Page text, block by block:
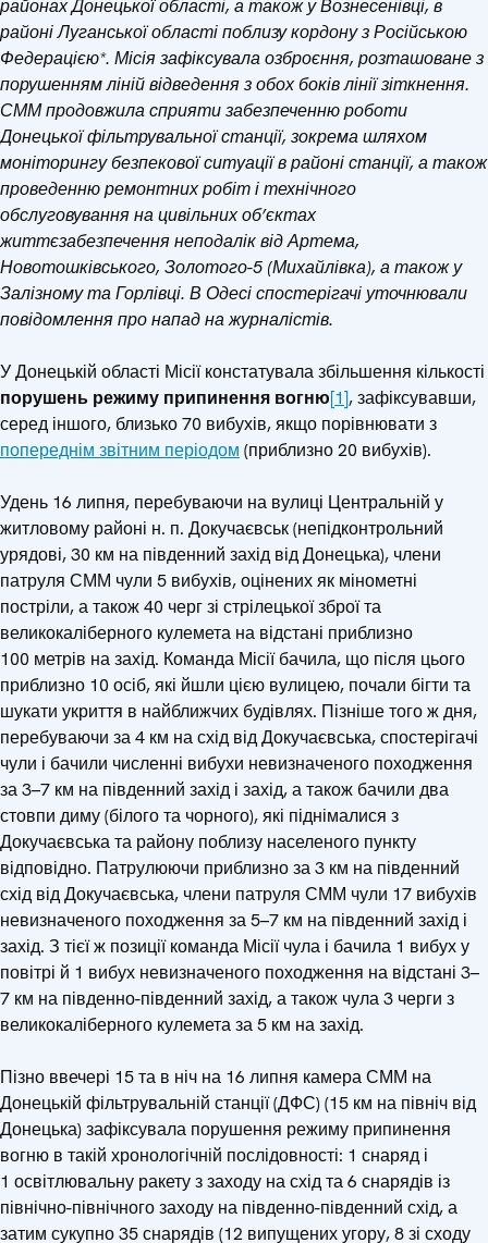
районах Донецької області, а також у Вознесенівці, в
районі Луганської області поблизу кордону з Російською
Федерацією*. Місія зафіксувала озброєння, розташоване з
порушенням ліній відведення з обох боків лінії зіткнення.
СММ продовжила сприяти забезпеченню роботи
Донецької фільтрувальної станції, зокрема шляхом
моніторингу безпекової ситуації в районі станції, а також
проведенню ремонтних робіт і технічного
обслуговування на цивільних об’єктах
життєзабезпечення неподалік від Артема,
Новотошківського, Золотого-5 (Михайлівка), а також у
Залізному та Горлівці. В Одесі спостерігачі уточнювали
повідомлення про напад на журналістів.
У Донецькій області Місії констатувала збільшення кількості
порушень режиму припинення вогню[1], зафіксувавши,
серед іншого, близько 70 вибухів, якщо порівнювати з
попереднім звітним періодом (приблизно 20 вибухів).
Удень 16 липня, перебуваючи на вулиці Центральній у
житловому районі н. п. Докучаєвськ (непідконтрольний
урядові, 30 км на південний захід від Донецька), члени
патруля СММ чули 5 вибухів, оцінених як мінометні
постріли, а також 40 черг зі стрілецької зброї та
великокаліберного кулемета на відстані приблизно
100 метрів на захід. Команда Місії бачила, що після цього
приблизно 10 осіб, які йшли цією вулицею, почали бігти та
шукати укриття в найближчих будівлях. Пізніше того ж дня,
перебуваючи за 4 км на схід від Докучаєвська, спостерігачі
чули і бачили численні вибухи невизначеного походження
за 3–7 км на південний захід і захід, а також бачили два
стовпи диму (білого та чорного), які піднімалися з
Докучаєвська та району поблизу населеного пункту
відповідно. Патрулюючи приблизно за 3 км на південний
схід від Докучаєвська, члени патруля СММ чули 17 вибухів
невизначеного походження за 5–7 км на південний захід і
захід. З тієї ж позиції команда Місії чула і бачила 1 вибух у
повітрі й 1 вибух невизначеного походження на відстані 3–
7 км на південно-південний захід, а також чула 3 черги з
великокаліберного кулемета за 5 км на захід.
Пізно ввечері 15 та в ніч на 16 липня камера СММ на
Донецькій фільтрувальній станції (ДФС) (15 км на північ від
Донецька) зафіксувала порушення режиму припинення
вогню в такій хронологічній послідовності: 1 снаряд і
1 освітлювальну ракету з заходу на схід та 6 снарядів із
північно-північного заходу на південно-південний схід, а
затим сукупно 35 снарядів (12 випущених угору, 8 зі сходу